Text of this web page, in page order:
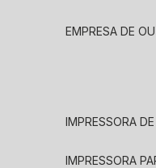
EMPRESA DE
IMPRESSORA
IMPRESSORA